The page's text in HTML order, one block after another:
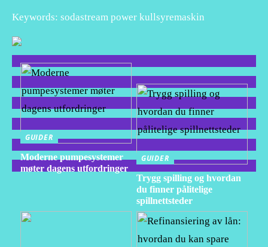
Keywords: sodastream power kullsyremaskin
GUIDER
Moderne pumpesystemer
møter dagens utfordringer
GUIDER
Trygg spilling og hvordan
du finner pålitelige
spillnettsteder